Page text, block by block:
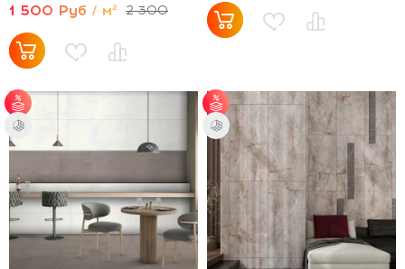
1 500 Руб / м² 2 300
от 35 м² - скидка 5%;
10%.
от 35 м² - скидка 5%;
от 70 м² - скидка
10%.